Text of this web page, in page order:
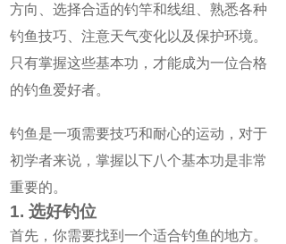
方向、选择合适的钓竿和线组、熟悉各种
钓鱼技巧、注意天气变化以及保护环境。
只有掌握这些基本功，才能成为一位合格
的钓鱼爱好者。
钓鱼是一项需要技巧和耐心的运动，对于
初学者来说，掌握以下八个基本功是非常
重要的。
1. 选好钓位
首先，你需要找到一个适合钓鱼的地方。